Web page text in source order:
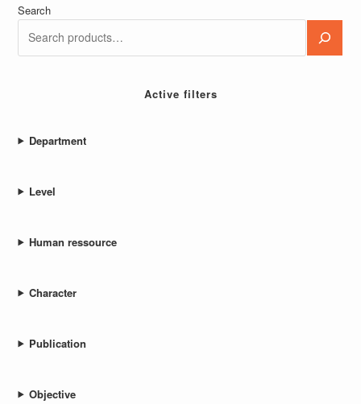
Search
Active filters
Department
Level
Human ressource
Character
Publication
Objective